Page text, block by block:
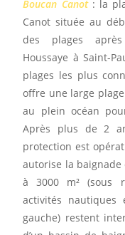
Boucan Canot : la
Canot située au
des plages
Houssaye à Saint-
plages les plus
offre une large
au plein océan
Après plus de 2
protection est
autorise la baignade
à 3000 m² (sous
activités
gauche) restent